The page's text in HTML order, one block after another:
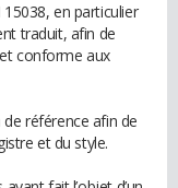
15038, en particulier
traduit, afin de
conforme aux
référence afin de
et du style.